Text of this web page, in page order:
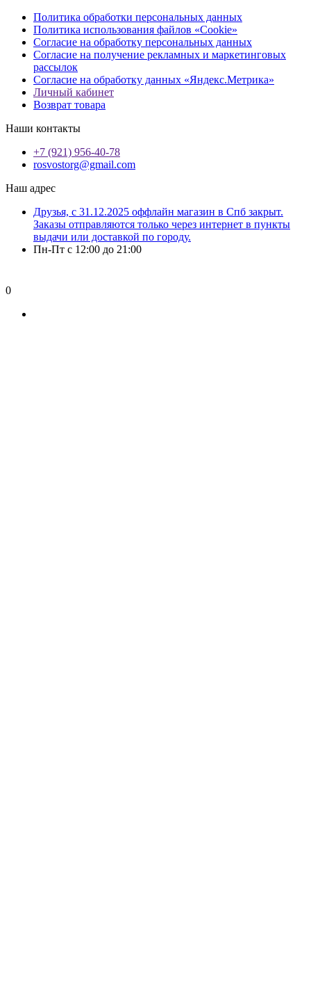
Политика обработки персональных данных
Политика использования файлов «Cookie»
Согласие на обработку персональных данных
Согласие на получение рекламных и маркетинговых
рассылок
Согласие на обработку данных «Яндекс.Метрика»
Личный кабинет
Возврат товара
Наши контакты
+7 (921) 956-40-78
rosvostorg@gmail.com
Наш адрес
Друзья, с 31.12.2025 оффлайн магазин в Спб закрыт.
Заказы отправляются только через интернет в пункты
выдачи или доставкой по городу.
Пн-Пт с 12:00 до 21:00
0